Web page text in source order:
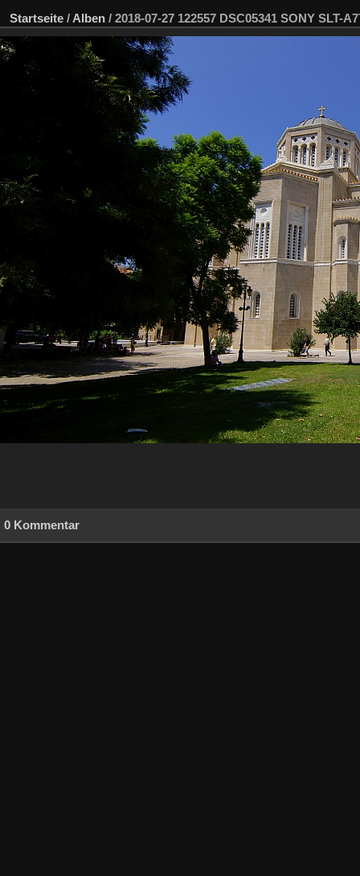
Startseite / Alben / 2018-07-27 122557 DSC05341 SONY SLT-
0 Kommentar